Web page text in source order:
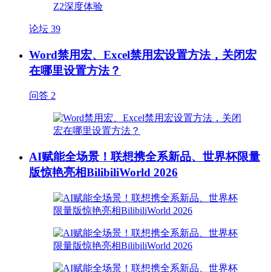
论坛 39
Word禁用宏、Excel禁用宏设置方法，关闭宏
在哪里设置方法？
问答 2
AI赋能全场景！联想携全系新品、世界杯限量
版惊艳亮相BilibiliWorld 2026